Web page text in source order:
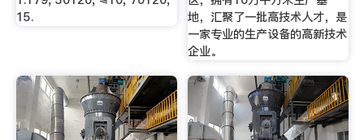
15.
地，汇聚了一批高技术人才，是
一家专业的生产设备的高新技术
企业。